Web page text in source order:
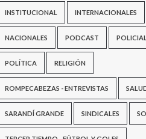
INSTITUCIONAL INTERNACIONALES
NACIONALES PODCAST
POLÍTICA RELIGIÓN
ROMPECABEZAS - ENTREVISTAS
SARANDÍ GRANDE SINDICALES